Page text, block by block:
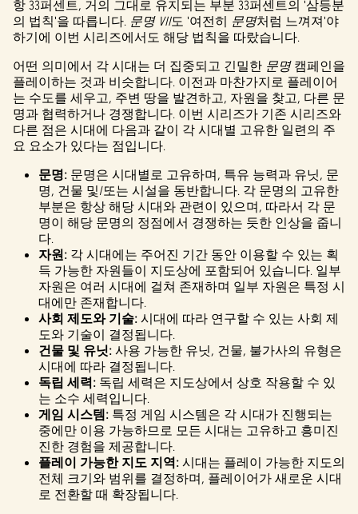
항 33퍼센트, 거의 그대로 유지되는 부분 33퍼센트의 '삼등분
의 법칙'을 따릅니다. 문명 VII도 '여전히 문명처럼 느껴져'야
하기에 이번 시리즈에서도 해당 법칙을 따랐습니다.
어떤 의미에서 각 시대는 더 집중되고 긴밀한 문명캠페인을
플레이하는 것과 비슷합니다. 이전과 마찬가지로 플레이어
는 수도를 세우고, 주변 땅을 발견하고, 자원을 찾고, 다른 문
명과 협력하거나 경쟁합니다. 이번 시리즈가 기존 시리즈와
다른 점은 시대에 다음과 같이 각 시대별 고유한 일련의 주
요 요소가 있다는 점입니다.
문명: 문명은 시대별로 고유하며, 특유 능력과 유닛, 문
명, 건물 및/또는 시설을 동반합니다. 각 문명의 고유한
부분은 항상 해당 시대와 관련이 있으며, 따라서 각 문
명이 해당 문명의 정점에서 경쟁하는 듯한 인상을 줍니
다.
자원: 각 시대에는 주어진 기간 동안 이용할 수 있는 획
득 가능한 자원들이 지도상에 포함되어 있습니다. 일부
자원은 여러 시대에 걸쳐 존재하며 일부 자원은 특정 시
대에만 존재합니다.
사회 제도와 기술:시대에 따라 연구할 수 있는 사회 제
도와 기술이 결정됩니다.
건물 및 유닛:사용 가능한 유닛, 건물, 불가사의 유형은
시대에 따라 결정됩니다.
독립 세력: 독립 세력은 지도상에서 상호 작용할 수 있
는 소수 세력입니다.
게임 시스템: 특정 게임 시스템은 각 시대가 진행되는
중에만 이용 가능하므로 모든 시대는 고유하고 흥미진
진한 경험을 제공합니다.
플레이 가능한 지도 지역:시대는 플레이 가능한 지도의
전체 크기와 범위를 결정하며, 플레이어가 새로운 시대
로 전환할 때 확장됩니다.